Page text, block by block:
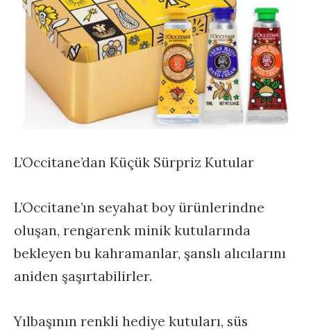
L’Occitane’dan Küçük Sürpriz Kutular
L’Occitane’ın seyahat boy ürünlerindne
oluşan, rengarenk minik kutularında
bekleyen bu kahramanlar, şanslı alıcılarını
aniden şaşırtabilirler.
Yılbaşının renkli hediye kutuları, süs